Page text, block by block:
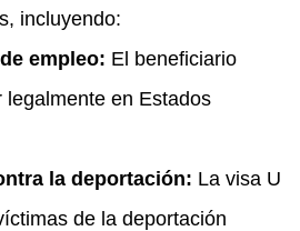
incluyendo:
empleo: El beneficiario
legalmente en Estados
la deportación: La visa U
de la deportación